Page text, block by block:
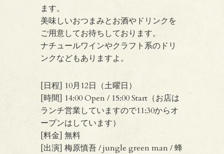
ます。
美味しいおつまみとお酒やドリンクを
ご用意してお待ちしております。
ナチュールワインやクラフト系のドリ
ンクなどもありますよ。
[日程] 10月12日（土曜日）
[時間] 14:00 Open / 15:00 Start（お店は
ランチ営業していますので11:30からオ
ープンはしています）
[料金] 無料
[出演] 梅原慎吾 / jungle green man / 蜂